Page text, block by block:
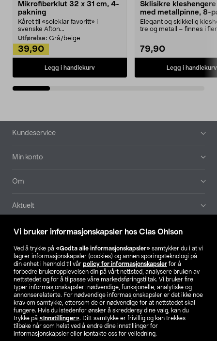
Vi bruker informasjonskapsler hos Clas Ohlson
Ved å trykke på «Godta alle informasjonskapsler» samtykker du i at vi
lagrer informasjonskapsler (cookies) og annen sporingsteknologi på
din enhet i henhold til vår policy for informasjonskapsler for å
forbedre brukeropplevelsen din på vårt nettsted, analysere bruken av
nettstedet og for å tilpasse våre markedsføringstiltak. Vi bruker fire
typer informasjonskapsler: nødvendige, funksjonelle, analytiske og
annonserelaterte. For nødvendige informasjonskapsler er det ikke noe
krav om samtykke, ettersom de er nødvendige for at nettstedet skal
fungere. Hvis du istedenfor ønsker å skreddersy dine valg, kan du
trykke på «Innstillinger». Ditt samtykke er frivillig og kan trekkes
tilbake når som helst ved å endre dine innstillinger for
informasjonskapsler eller kontakte oss for veiledning.
Mikrofiberklut 32 x 31 cm, 4-
pakning
Kåret til «soleklar favoritt» i
svenske Afton...
Utførelse: Grå/beige
39,90
Legg i handlekurv
Sklisikre
med metallpinne, 8-
Elegant og skikkelig
tre og metall – finnes i
79,90
Legg i handlekurv
Bunntekst
Kundeservice
Min konto
Om
Aktuelt
Våre selskaper
Finn din butikk
SE NO FI